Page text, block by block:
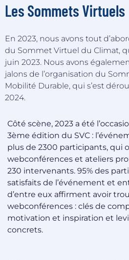
Les Sommets Virtuels
En 2023, nous avons tout
du Sommet Virtuel du Climat,
juin 2023. Nous avons
jalons de l’organisation du
Mobilité Durable, qui s’est
2024.
Côté scène, 2023 a été
3ème édition du SVC :
plus de 2300 participants, qui
webconférences et ateliers
230 intervenants. 95% des
satisfaits de l’événement et
d’entre eux affirment avoir
webconférences : clés de
motivation et inspiration et
concrets.